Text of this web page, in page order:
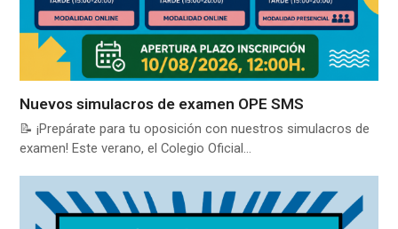
Nuevos simulacros de examen OPE SMS
📝 ¡Prepárate para tu oposición con nuestros simulacros de
examen! Este verano, el Colegio Oficial…